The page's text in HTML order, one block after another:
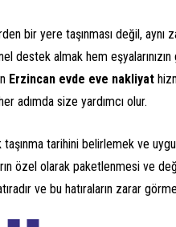
bir yere taşınması değil, aynı
destek almak hem
Erzincan evde eve nakliyat
adımda size yardımcı olur.
taşınma tarihini belirlemek ve
özel olarak paketlenmesi ve
ve bu hatıraların zarar